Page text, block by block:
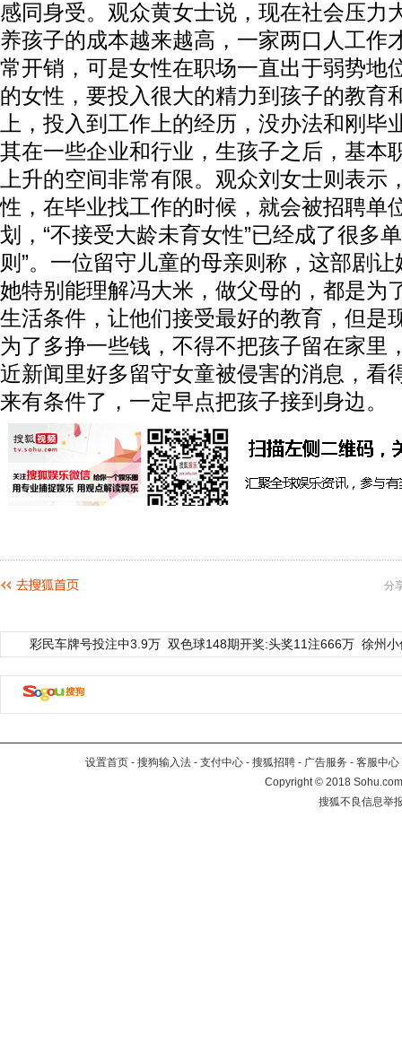
感同身受。观众黄女士说，现在社会压力
养孩子的成本越来越高，一家两口人工作
常开销，可是女性在职场一直出于弱势地
的女性，要投入很大的精力到孩子的教育
上，投入到工作上的经历，没办法和刚毕
其在一些企业和行业，生孩子之后，基本
上升的空间非常有限。观众刘女士则表示
性，在毕业找工作的时候，就会被招聘单
划，“不接受大龄未育女性”已经成了很多
则”。一位留守儿童的母亲则称，这部剧
她特别能理解冯大米，做父母的，都是为
生活条件，让他们接受最好的教育，但是
为了多挣一些钱，不得不把孩子留在家里
近新闻里好多留守女童被侵害的消息，看
来有条件了，一定早点把孩子接到身边。
分
彩民车牌号投注中3.9万 双色球148期开奖:头奖11注666万 徐州
设置首页 - 搜狗输入法 - 支付中心 - 搜狐招聘 - 广告服务 - 客服中心
Copyright©2018
搜狐不良信息举